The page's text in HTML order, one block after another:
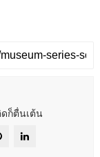
ดก็ตื่นเต้น